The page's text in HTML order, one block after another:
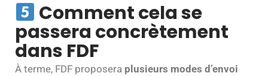
Comment cela se
passera concrètement
dans FDF
À terme, FDF proposera plusieurs modes d’envoi